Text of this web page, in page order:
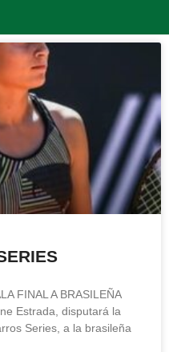
FINAL A BRASILEÑA
Estrada, disputará la
Series, a la brasileña